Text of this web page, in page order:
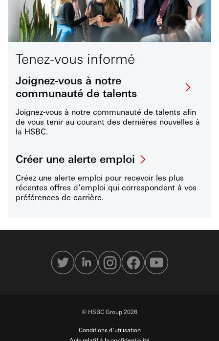
Tenez-vous informé
Joignez-vous à notre
communauté de talents
Joignez-vous à notre communauté de talents afin
de vous tenir au courant des dernières nouvelles à
la HSBC.
Créer une alerte emploi
Créez une alerte emploi pour recevoir les plus
récentes offres d’emploi qui correspondent à vos
préférences de carrière.
© HSBC Group 2026
Conditions d’utilisation